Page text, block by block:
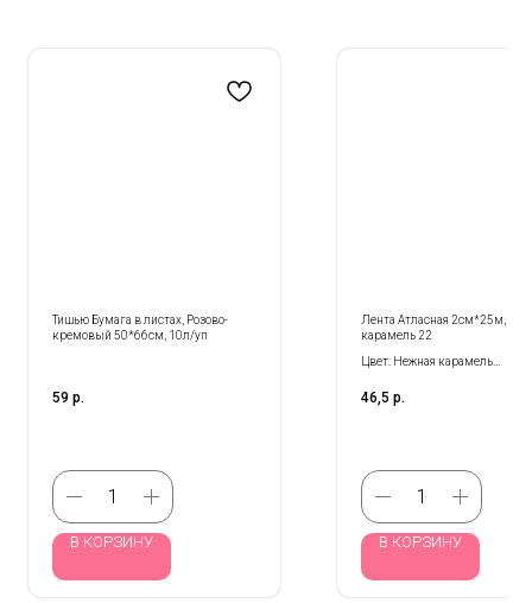
Тишью Бумага в листах, Розово-
кремовый 50*66см, 10л/уп
59 р.
В КОРЗИНУ
Лента Атласная 2см*25м,
карамель 22
Цвет: Нежная карамель
Количество: 1 шт
46,5 р.
В КОРЗИНУ